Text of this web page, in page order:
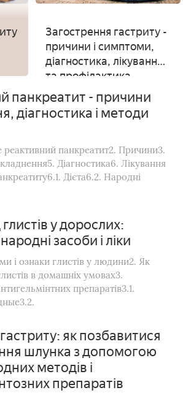
Загострення гастриту -
причини і симптоми,
діагностика, лікування
та профілактика
панкреатит - причини
діагностика і методи
реактивний панкреатит2. Причини3.
Діагностика6. Лікування
Дієта6.2. Народні
у дорослих:
засоби і ліки
і ознаки глистів у людини2. Як
в домашніх умовах3.
препаратів3.1.
як позбавитися
шлунка з допомогою
методів і
препаратів